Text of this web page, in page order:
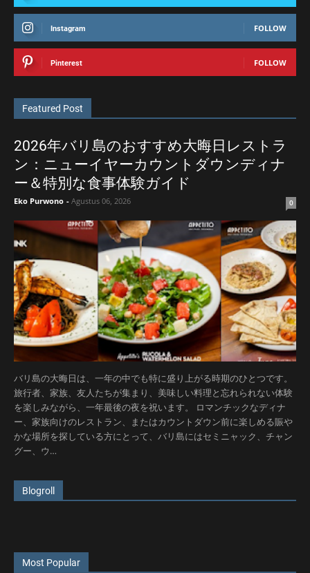
Instagram FOLLOW
Pinterest FOLLOW
Featured Post
2026年バリ島のおすすめ大晦日レストラ
ン：ニューイヤーカウントダウンディナ
ー＆特別な食事体験ガイド
Eko Purwono - Agustus 06, 2026 0
バリ島の大晦日は、一年の中でも特に盛り上がる時期のひとつです。
旅行者、家族、友人たちが集まり、美味しい料理と忘れられない体験
を楽しみながら、一年最後の夜を祝います。 ロマンチックなディナ
ー、家族向けのレストラン、またはカウントダウン前に楽しめる賑や
かな場所を探している方にとって、バリ島にはセミニャック、チャン
グー、ウ…
Blogroll
Most Popular